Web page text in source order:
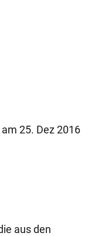
25. Dez 2016
aus den